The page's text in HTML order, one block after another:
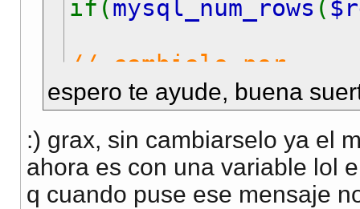
if(mysql_num_rows (
// cambialo por
if(mysql_num_rows(
espero te ayude, buena
:) grax, sin cambiarselo ya el
ahora es con una variable lol
q cuando puse ese mensaje